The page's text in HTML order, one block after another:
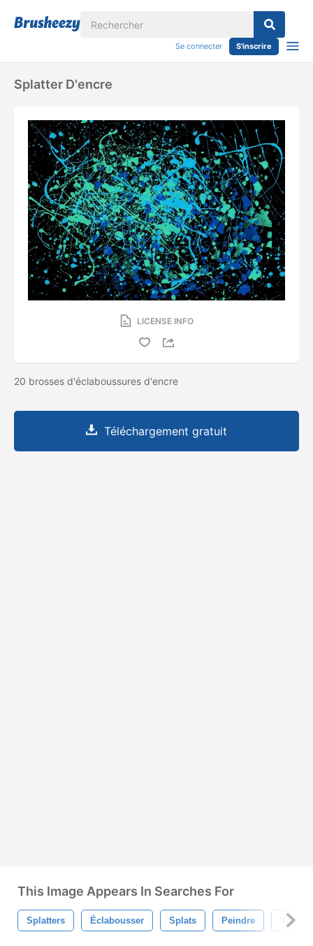
Se connecter S'inscrire
Splatter D'encre
LICENSE INFO
20 brosses d'éclaboussures d'encre
Téléchargement gratuit
This Image Appears In Searches For
Splatters Éclabousser Splats Peindre